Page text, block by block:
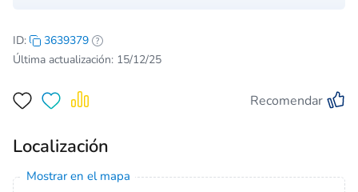
ID:
3639379
Última actualización: 15/12/25
Recomendar
Localización
Mostrar en el mapa